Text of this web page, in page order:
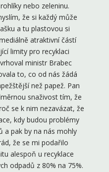
nebo zeleninu.
že si každý může
a tu plastovou si
atraktivní částí
limity pro recyklaci
ministr Brabec
to, co od nás žádá
než papež. Pan
snaživost tím, že
se k nim nezavázat, že
kdy budou problémy
a pak by na nás mohly
že se mi podařilo
alespoň u recyklace
odpadů z 80% na 75%.